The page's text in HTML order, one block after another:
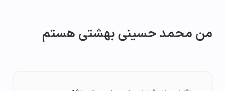
من محمد حسینی بهشتی هستم